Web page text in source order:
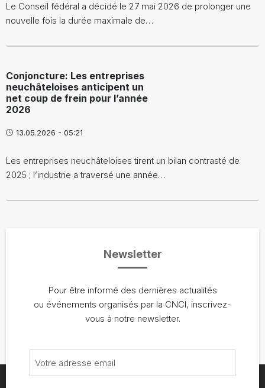
Le Conseil fédéral a décidé le 27 mai 2026 de prolonger une
nouvelle fois la durée maximale de…
Conjoncture: Les entreprises
neuchâteloises anticipent un
net coup de frein pour l’année
2026
13.05.2026 - 05:21
Les entreprises neuchâteloises tirent un bilan contrasté de
2025 ; l’industrie a traversé une année…
Newsletter
Pour être informé des dernières actualités
ou événements organisés par la CNCI, inscrivez-
vous à notre newsletter.